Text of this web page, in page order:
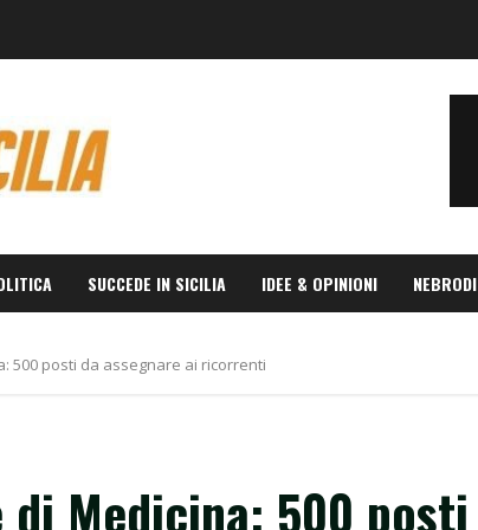
SUCCEDE IN SICILIA IDEE & OPINIONI NEBRODI
500 posti da assegnare ai ricorrenti
Medicina: 500 posti